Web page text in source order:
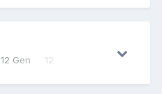
12 Gen 12